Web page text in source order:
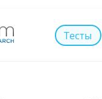
Тесты